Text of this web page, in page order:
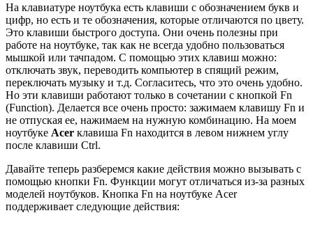
На клавиатуре ноутбука есть клавиши с обозначением букв и
цифр, но есть и те обозначения, которые отличаются по цвету.
Это клавиши быстрого доступа. Они очень полезны при
работе на ноутбуке, так как не всегда удобно пользоваться
мышкой или тачпадом. С помощью этих клавиш можно:
отключать звук, переводить компьютер в спящий режим,
переключать музыку и т.д. Согласитесь, что это очень удобно.
Но эти клавиши работают только в сочетании с кнопкой Fn
(Function). Делается все очень просто: зажимаем клавишу Fn и
не отпуская ее, нажимаем на нужную комбинацию. На моем
ноутбуке Acer клавиша Fn находится в левом нижнем углу
после клавиши Ctrl.
Давайте теперь разберемся какие действия можно вызывать с
помощью кнопки Fn. Функции могут отличаться из-за разных
моделей ноутбуков. Кнопка Fn на ноутбуке Acer
поддерживает следующие действия: